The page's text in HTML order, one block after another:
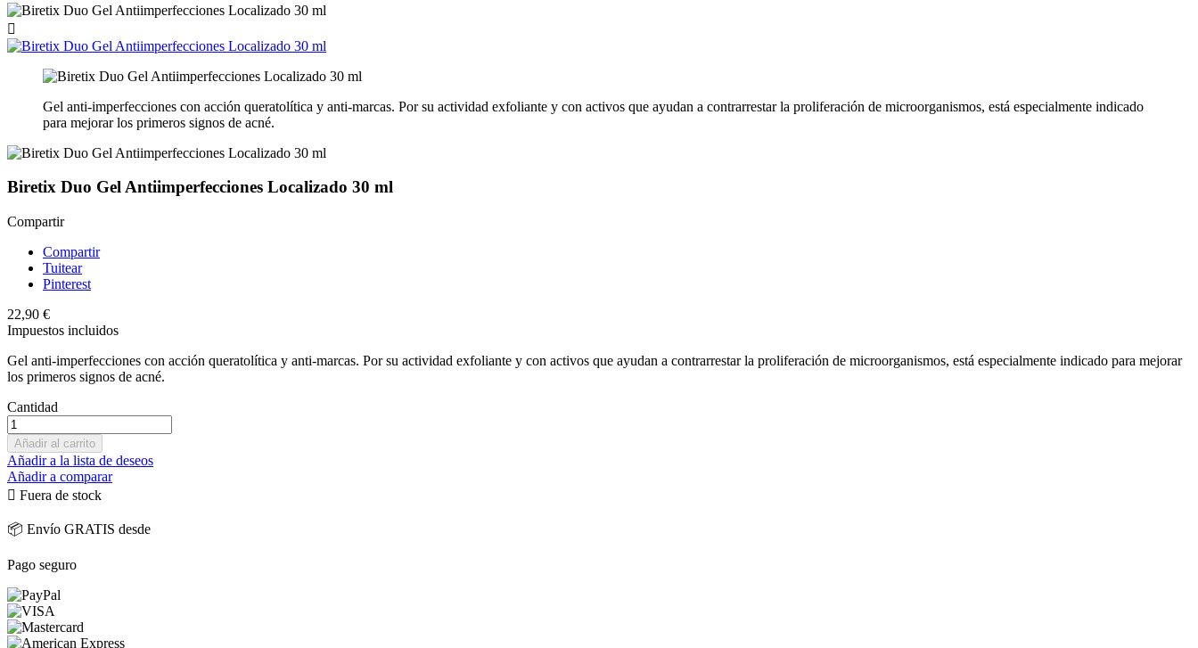

Gel anti-imperfecciones con acción queratolítica y anti-marcas. Por su actividad exfoliante y con activos que ayudan a contrarrestar la proliferación de microorganismos, está especialmente indicado
para mejorar los primeros signos de acné.
Biretix Duo Gel Antiimperfecciones Localizado 30 ml
Compartir
Compartir
Tuitear
Pinterest
22,90 €
Impuestos incluidos
Gel anti-imperfecciones con acción queratolítica y anti-marcas. Por su actividad exfoliante y con activos que ayudan a contrarrestar la proliferación de microorganismos, está especialmente indicado para mejorar
los primeros signos de acné.
Cantidad
Añadir al carrito
Añadir a la lista de deseos
Añadir a comparar
 Fuera de stock
📦 Envío GRATIS desde
Pago seguro